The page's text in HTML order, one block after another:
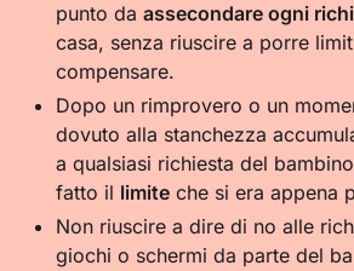
punto daassecondare ogni
casa, senza riuscire a porre
compensare.
Dopo un rimprovero o un
dovuto alla stanchezza
a qualsiasi richiesta del
fatto il limite che si era appena
Non riuscire a dire di no alle
giochi o schermi da parte del